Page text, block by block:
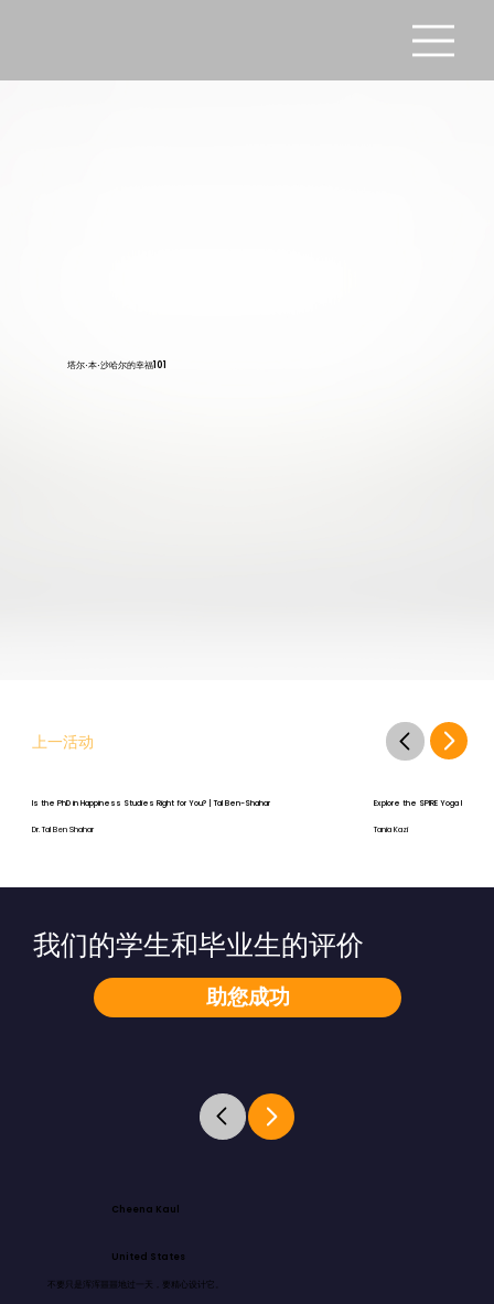
塔尔·本·沙哈尔的幸福101
助您成功
我们的学生和毕业生的评价
Cheena Kaul
United States
不要只是浑浑噩噩地过一天，要精心设计它。
上一活动
Is the PhD in Happiness Studies Right for You? | Tal Ben-Shahar
Dr. Tal Ben Shahar
Explore the SPIRE Yoga Program
Tania Kazi